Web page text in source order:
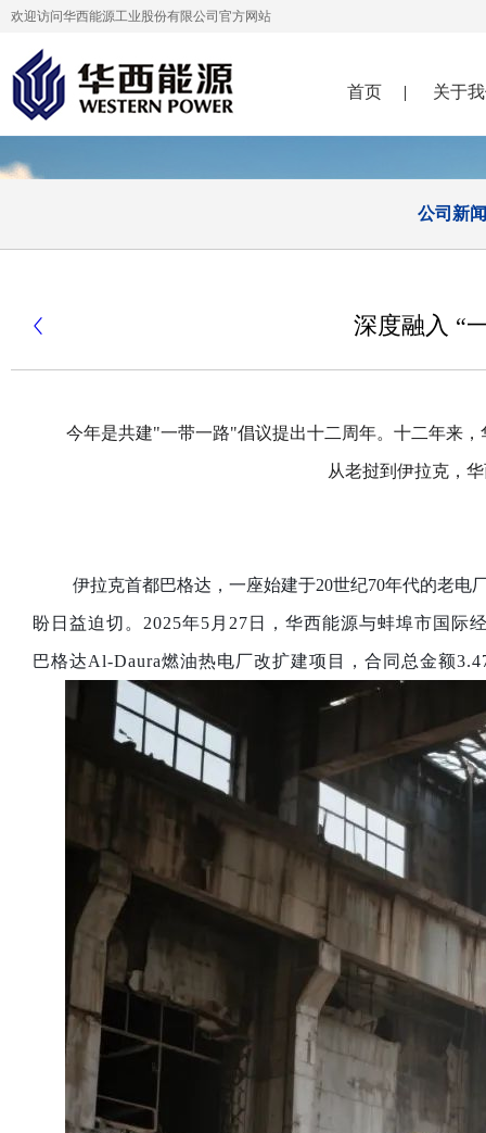
欢迎访问华西能源工业股份有限公司官方网站
首页 | 关于
公司新闻
 深度融入 “
今年是共建"一带一路"倡议提出十二周年。十二年来
从老挝到伊拉克，
伊拉克首都巴格达，一座始建于20世纪70年代的老
盼日益迫切。2025年5月27日，华西能源与蚌埠市国
巴格达Al-Daura燃油热电厂改扩建项目，合同总金额